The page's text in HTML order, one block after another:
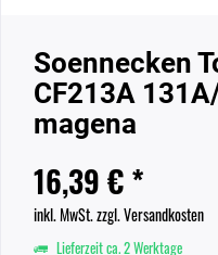
Soennecken
CF213A
magena
16,39 € *
inkl. MwSt.zzgl. Versandkosten
Lieferzeit ca. 2 Werktage